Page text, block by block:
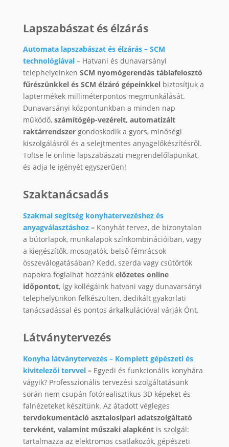
Lapszabászat és élzárás
Automata lapszabászat és élzárás – SCM
technológiával– Hatvani és dunavarsányi
telephelyeinken SCM nyomógerendás táblafelosztó
fűrészünkkel és SCM élzáró gépeinkkel biztosítjuk a
laptermékek milliméterpontos megmunkálását.
Dunavarsányi központunkban a minden nap
működő, számítógép-vezérelt, automatizált
raktárrendszer gondoskodik a gyors, minőségi
kiszolgálásról és a selejtmentes anyagelőkészítésről.
Töltse le online lapszabászati megrendelőlapunkat,
és adja le igényét egyszerűen!
Szaktanácsadás
Szakmai segítség konyhatervezéshez és
anyagválasztáshoz– Konyhát tervez, de bizonytalan
a bútorlapok, munkalapok színkombinációiban, vagy
a kiegészítők, mosogatók, belső fémrácsok
összeválogatásában? Kedd, szerda vagy csütörtök
napokra foglalhat hozzánk előzetes online
időpontot, így kollégáink hatvani vagy dunavarsányi
telephelyünkön felkészülten, dedikált gyakorlati
tanácsadással és pontos árkalkulációval várják Önt.
Látványtervezés
Konyha látványtervezés – Komplett gépészeti és
kivitelezői tervvel– Egyedi és funkcionális konyhára
vágyik? Professzionális tervezési szolgáltatásunk
során nem csupán fotórealisztikus 3D képeket és
falnézeteket készítünk. Az átadott végleges
tervdokumentáció asztalosipari adatszolgáltató
tervként, valamint műszaki alapként is szolgál:
tartalmazza az elektromos csatlakozók, gépészeti